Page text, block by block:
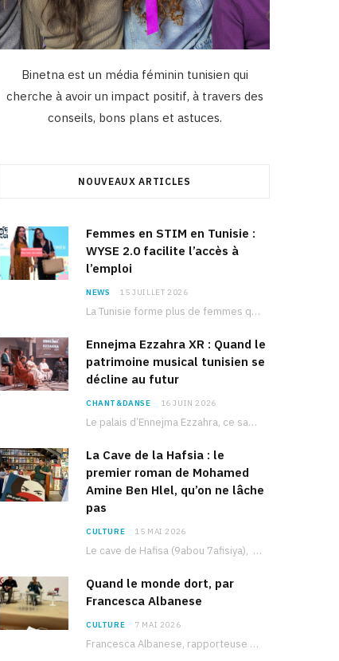
Binetna est un média féminin tunisien qui
cherche à avoir un impact positif, à travers des
conseils, bons plans et astuces.
NOUVEAUX ARTICLES
Femmes en STIM en Tunisie :
WYSE 2.0 facilite l’accès à
l’emploi
NEWS 15 JUILLET 2026
La Tunisie forme plus de femmes que d’hommes dans les filières scientifiques. Pourtant, pour beaucoup…
Ennejma Ezzahra XR : Quand le
patrimoine musical tunisien se
décline au futur
CHANT&DANSE 16 JUIN 2026
Le palais d’Ennejma Ezzahra, ce sanctuaire de la musique tunisienne et méditerranéenne construit par le…
La Cave de la Hafsia : le
premier roman de Mohamed
Amine Ben Hlel, qu’on ne lâche
pas
CULTURE 15 MAI 2026
Le cave de Hafisa (9abou 7afisiya), premier roman du journaliste tunisien Mohamed Amine Ben Hlel,…
Quand le monde dort, par
Francesca Albanese
CULTURE 7 MAI 2026
Francesca Albanese, rapporteuse spéciale de l’ONU sur les territoires palestiniens occupés, était à Tunis pour…